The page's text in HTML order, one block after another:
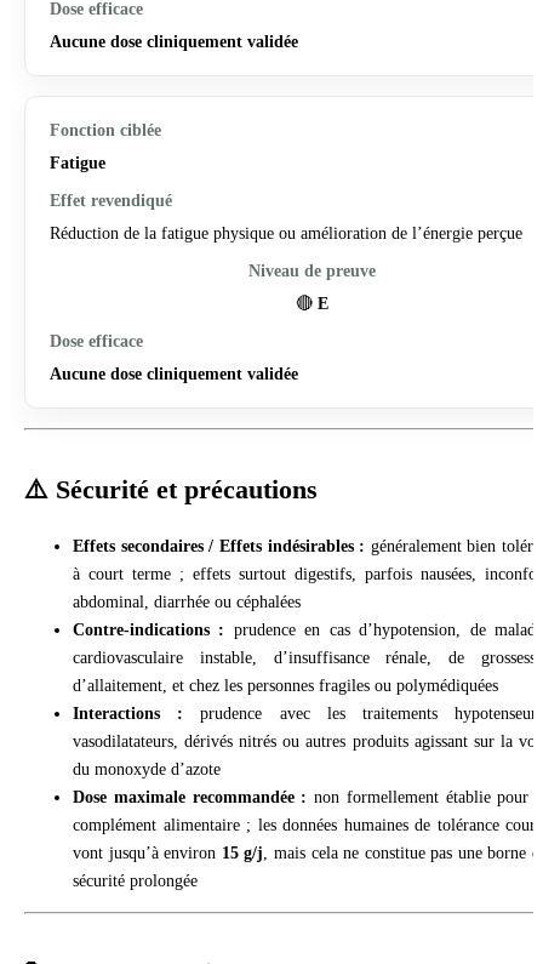
Aucune dose cliniquement validée
Fatigue
Réduction de la fatigue physique ou amélioration de l’énergie perçue
🔴 E
Aucune dose cliniquement validée
⚠️ Sécurité et précautions
Effets secondaires / Effets indésirables : généralement bien
à court terme ; effets surtout digestifs, parfois nausées,
abdominal, diarrhée ou céphalées
Contre-indications : prudence en cas d’hypotension, de
cardiovasculaire instable, d’insuffisance rénale, de
d’allaitement, et chez les personnes fragiles ou polymédiquées
Interactions : prudence avec les traitements
vasodilatateurs, dérivés nitrés ou autres produits agissant sur la
du monoxyde d’azote
Dose maximale recommandée : non formellement établie pour
complément alimentaire ; les données humaines de tolérance
vont jusqu’à environ 15 g/j , mais cela ne constitue pas une borne
sécurité prolongée